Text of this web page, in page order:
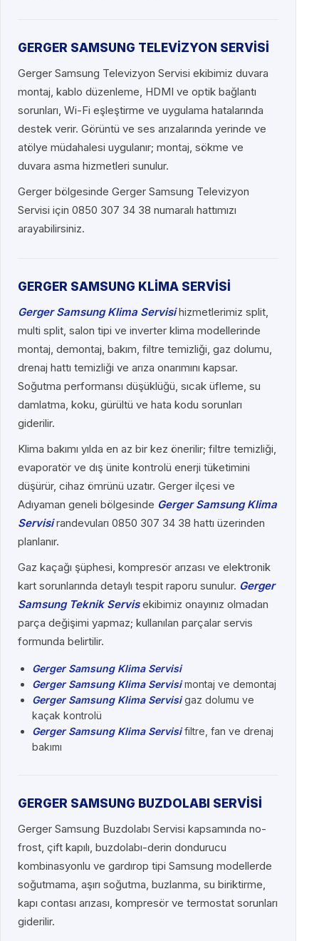
GERGER SAMSUNG TELEVİZYON SERVİSİ
Gerger Samsung Televizyon Servisi ekibimiz duvara
montaj, kablo düzenleme, HDMI ve optik bağlantı
sorunları, Wi-Fi eşleştirme ve uygulama hatalarında
destek verir. Görüntü ve ses arızalarında yerinde ve
atölye müdahalesi uygulanır; montaj, sökme ve
duvara asma hizmetleri sunulur.
Gerger bölgesinde Gerger Samsung Televizyon
Servisi için 0850 307 34 38 numaralı hattımızı
arayabilirsiniz.
GERGER SAMSUNG KLİMA SERVİSİ
Gerger Samsung Klima Servisihizmetlerimiz split,
multi split, salon tipi ve inverter klima modellerinde
montaj, demontaj, bakım, filtre temizliği, gaz dolumu,
drenaj hattı temizliği ve arıza onarımını kapsar.
Soğutma performansı düşüklüğü, sıcak üfleme, su
damlatma, koku, gürültü ve hata kodu sorunları
giderilir.
Klima bakımı yılda en az bir kez önerilir; filtre temizliği,
evaporatör ve dış ünite kontrolü enerji tüketimini
düşürür, cihaz ömrünü uzatır. Gerger ilçesi ve
Adıyaman geneli bölgesinde Gerger Samsung Klima
Servisirandevuları 0850 307 34 38 hattı üzerinden
planlanır.
Gaz kaçağı şüphesi, kompresör arızası ve elektronik
kart sorunlarında detaylı tespit raporu sunulur. Gerger
Samsung Teknik Servisekibimiz onayınız olmadan
parça değişimi yapmaz; kullanılan parçalar servis
formunda belirtilir.
Gerger Samsung Klima Servisi
Gerger Samsung Klima Servisimontaj ve demontaj
Gerger Samsung Klima Servisigaz dolumu ve
kaçak kontrolü
Gerger Samsung Klima Servisifiltre, fan ve drenaj
bakımı
GERGER SAMSUNG BUZDOLABI SERVİSİ
Gerger Samsung Buzdolabı Servisi kapsamında no-
frost, çift kapılı, buzdolabı-derin dondurucu
kombinasyonlu ve gardırop tipi Samsung modellerde
soğutmama, aşırı soğutma, buzlanma, su biriktirme,
kapı contası arızası, kompresör ve termostat sorunları
giderilir.